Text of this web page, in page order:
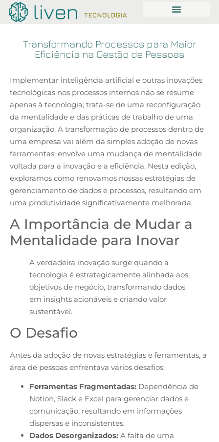
Transformando Processos para Maior
Eficiência na Gestão de Pessoas
Implementar inteligência artificial e outras inovações
tecnológicas nos processos internos não se resume
apenas à tecnologia; trata-se de uma reconfiguração
da mentalidade e das práticas de trabalho de uma
organização. A transformação de processos dentro de
uma empresa vai além da simples adoção de novas
ferramentas; envolve uma mudança de mentalidade
voltada para a inovação e a eficiência. Nesta edição,
exploramos como renovamos nossas estratégias de
gerenciamento de dados e processos, resultando em
uma produtividade significativamente melhorada.
A Importância de Mudar a
Mentalidade para Inovar
A verdadeira inovação surge quando a
tecnologia é estrategicamente alinhada aos
objetivos de negócio, transformando dados
em insights acionáveis e criando valor
sustentável.
O Desafio
Antes da adoção de novas estratégias e ferramentas, a
área de pessoas enfrentava vários desafios:
Ferramentas Fragmentadas: Dependência de
Notion, Slack e Excel para gerenciar dados e
comunicação, resultando em informações
dispersas e inconsistentes.
Dados Desorganizados: A falta de uma